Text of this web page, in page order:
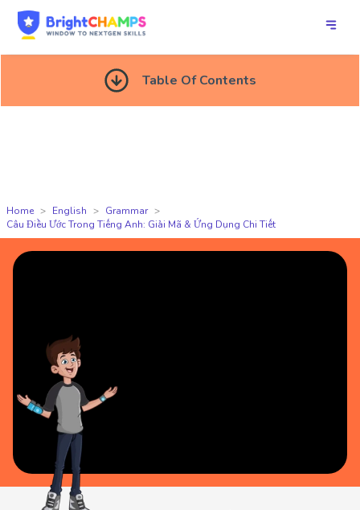
Table Of Contents
Home English
Grammar
Câu Điều Ước Trong Tiếng Anh: Giải Mã & Ứng Dụng Chi Tiết